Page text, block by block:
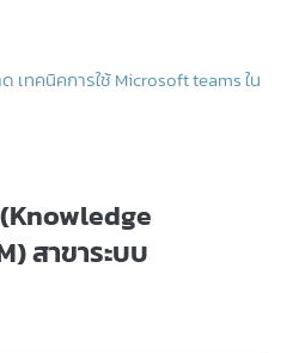
เทคนิคการใช้ Microsoft teams ใน
สาขาระบบ